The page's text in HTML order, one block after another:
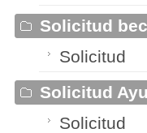
Solicitud
Solicitud
Solicitud
Solicitud